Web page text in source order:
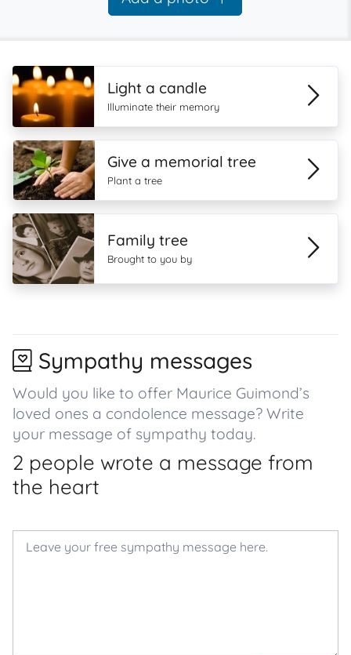
Light a candle
Illuminate their memory
Give a memorial tree
Plant a tree
Family tree
Brought to you by
Sympathy messages
Would you like to offer Maurice Guimond’s
loved ones a condolence message? Write
your message of sympathy today.
2 people wrote a message from
the heart